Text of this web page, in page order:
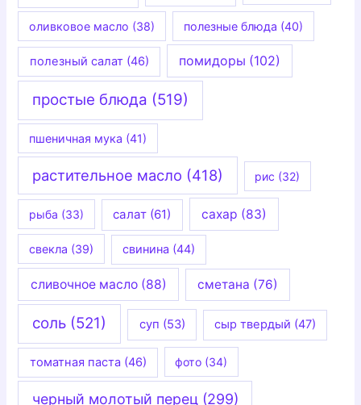
оливковое масло (38) полезные блюда (40)
полезный салат(46) помидоры (102)
простые блюда (519)
пшеничная мука (41)
растительное масло (418) рис (32)
рыба (33) салат (61) сахар (83)
свекла (39) свинина (44)
сливочное масло(88) сметана (76)
соль (521) суп (53) сыр твердый (47)
томатная паста (46) фото (34)
черный молотый перец(299)